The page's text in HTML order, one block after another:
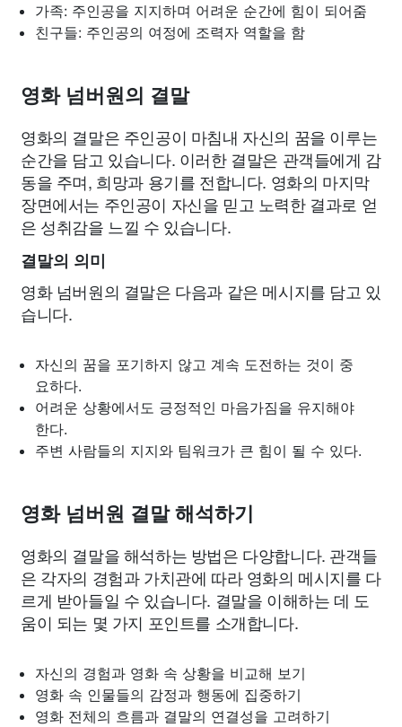
가족: 주인공을 지지하며 어려운 순간에 힘이 되어줌
친구들: 주인공의 여정에 조력자 역할을 함
영화 넘버원의 결말
영화의 결말은 주인공이 마침내 자신의 꿈을 이루는
순간을 담고 있습니다. 이러한 결말은 관객들에게 감
동을 주며, 희망과 용기를 전합니다. 영화의 마지막
장면에서는 주인공이 자신을 믿고 노력한 결과로 얻
은 성취감을 느낄 수 있습니다.
결말의 의미
영화 넘버원의 결말은 다음과 같은 메시지를 담고 있
습니다.
자신의 꿈을 포기하지 않고 계속 도전하는 것이 중
요하다.
어려운 상황에서도 긍정적인 마음가짐을 유지해야
한다.
주변 사람들의 지지와 팀워크가 큰 힘이 될 수 있다.
영화 넘버원 결말 해석하기
영화의 결말을 해석하는 방법은 다양합니다. 관객들
은 각자의 경험과 가치관에 따라 영화의 메시지를 다
르게 받아들일 수 있습니다. 결말을 이해하는 데 도
움이 되는 몇 가지 포인트를 소개합니다.
자신의 경험과 영화 속 상황을 비교해 보기
영화 속 인물들의 감정과 행동에 집중하기
영화 전체의 흐름과 결말의 연결성을 고려하기